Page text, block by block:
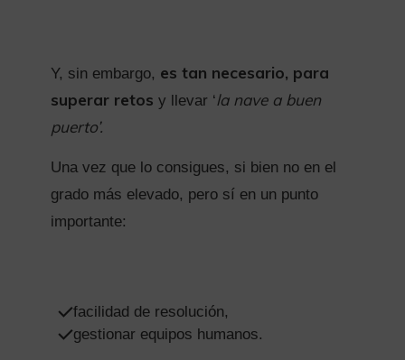
Y, sin embargo, es tan necesario, para
superar retos y llevar ‘la nave a buen
puerto’.
Una vez que lo consigues, si bien no en el
grado más elevado, pero sí en un punto
importante:
facilidad de resolución,
gestionar equipos humanos.